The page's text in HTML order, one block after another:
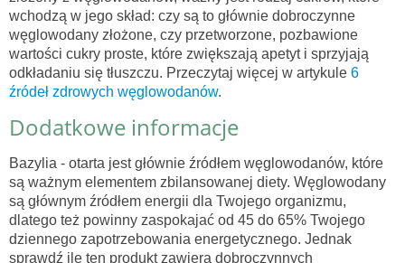
wchodzą w jego skład: czy są to głównie dobroczynne
węglowodany złożone, czy przetworzone, pozbawione
wartości cukry proste, które zwiększają apetyt i sprzyjają
odkładaniu się tłuszczu. Przeczytaj więcej w artykule 6
źródeł zdrowych węglowodanów.
Dodatkowe informacje
Bazylia - otarta jest głównie źródłem węglowodanów, które
są ważnym elementem zbilansowanej diety. Węglowodany
są głównym źródłem energii dla Twojego organizmu,
dlatego też powinny zaspokajać od 45 do 65% Twojego
dziennego zapotrzebowania energetycznego. Jednak
sprawdź ile ten produkt zawiera dobroczynnych